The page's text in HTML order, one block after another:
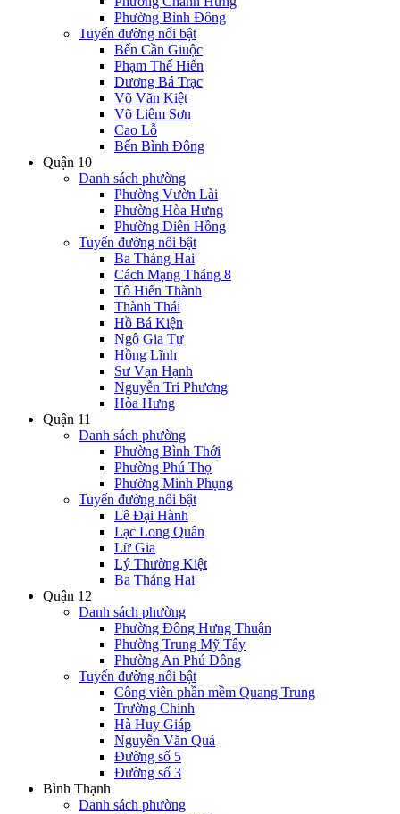
Phường Bình Đông
Tuyến đường nổi bật
Bến Cần Giuộc
Phạm Thế Hiển
Dương Bá Trạc
Võ Văn Kiệt
Võ Liêm Sơn
Cao Lỗ
Bến Bình Đông
Quận 10
Danh sách phường
Phường Vườn Lài
Phường Hòa Hưng
Phường Diên Hồng
Tuyến đường nổi bật
Ba Tháng Hai
Cách Mạng Tháng 8
Tô Hiến Thành
Thành Thái
Hồ Bá Kiện
Ngô Gia Tự
Hồng Lĩnh
Sư Vạn Hạnh
Nguyễn Tri Phương
Hòa Hưng
Quận 11
Danh sách phường
Phường Bình Thới
Phường Phú Thọ
Phường Minh Phụng
Tuyến đường nổi bật
Lê Đại Hành
Lạc Long Quân
Lữ Gia
Lý Thường Kiệt
Ba Tháng Hai
Quận 12
Danh sách phường
Phường Đông Hưng Thuận
Phường Trung Mỹ Tây
Phường An Phú Đông
Tuyến đường nổi bật
Công viên phần mềm Quang Trung
Trường Chinh
Hà Huy Giáp
Nguyễn Văn Quá
Đường số 5
Đường số 3
Bình Thạnh
Danh sách phường